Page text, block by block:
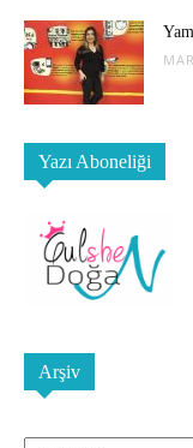
Yazı Aboneliği
Arşiv
Arşiv